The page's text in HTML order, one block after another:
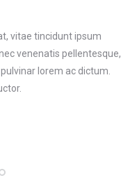
vitae tincidunt ipsum
venenatis pellentesque,
lorem ac dictum.